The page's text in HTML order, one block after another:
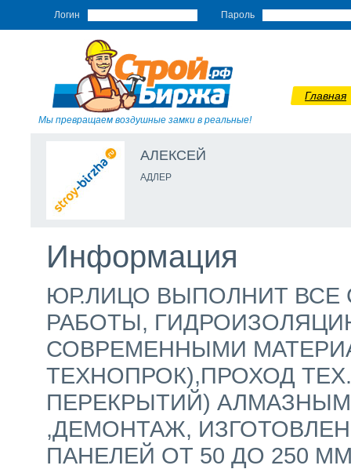
Логин Пароль
Мы превращаем воздушные замки в реальные!
Главная
АЛЕКСЕЙ
АДЛЕР
Информация
ЮР.ЛИЦО ВЫПОЛНИТ
РАБОТЫ,
СОВРЕМЕННЫМИ
ТЕХНОПРОК),ПРОХОД
ПЕРЕКРЫТИЙ) АЛМАЗНЫМ
,ДЕМОНТАЖ,
ПАНЕЛЕЙ ОТ 50 ДО 250